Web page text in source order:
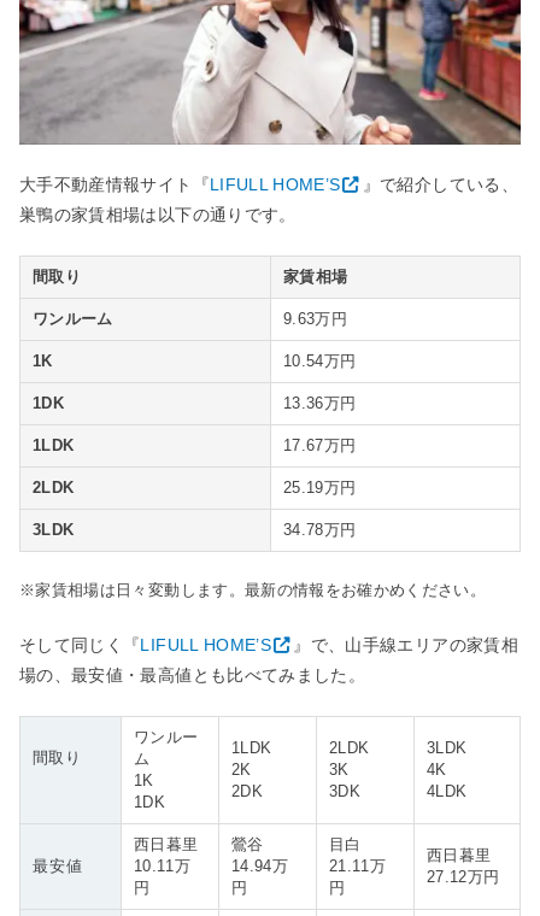
大手不動産情報サイト『LIFULL HOME’S
』で紹介している、
巣鴨の家賃相場は以下の通りです。
間取り 家賃相場
ワンルーム 9.63万円
1K 10.54万円
1DK 13.36万円
1LDK 17.67万円
2LDK 25.19万円
3LDK 34.78万円
※家賃相場は日々変動します。最新の情報をお確かめください。
そして同じく『LIFULL HOME’S
』で、山手線エリアの家賃相
場の、最安値・最高値とも比べてみました。
間取り
ワンルー
ム
1K
1DK
1LDK
2K
2DK
2LDK
3K
3DK
3LDK
4K
4LDK
最安値
西日暮里
10.11万
円
鶯谷
14.94万
円
目白
21.11万
円
西日暮里
27.12万円